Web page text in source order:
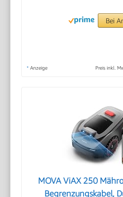
Bei
* Anzeige Preis inkl.
MOVA ViAX 250
Begrenzungskabel,